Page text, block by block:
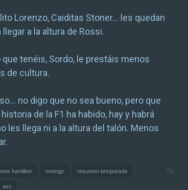
Lorenzo, Caiditas Stoner… les quedan
a la altura de Rossi.
que tenéis, Sordo, le prestáis menos
de cultura.
no digo que no sea bueno, pero que
de la F1 ha habido, hay y habrá
les llega ni a la altura del talón. Menos
hamilton motogp resumen temporada
wrc